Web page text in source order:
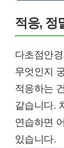
적응, 정
다초점안
무엇인지
적응하는
같습니다.
연습하면
있습니다.